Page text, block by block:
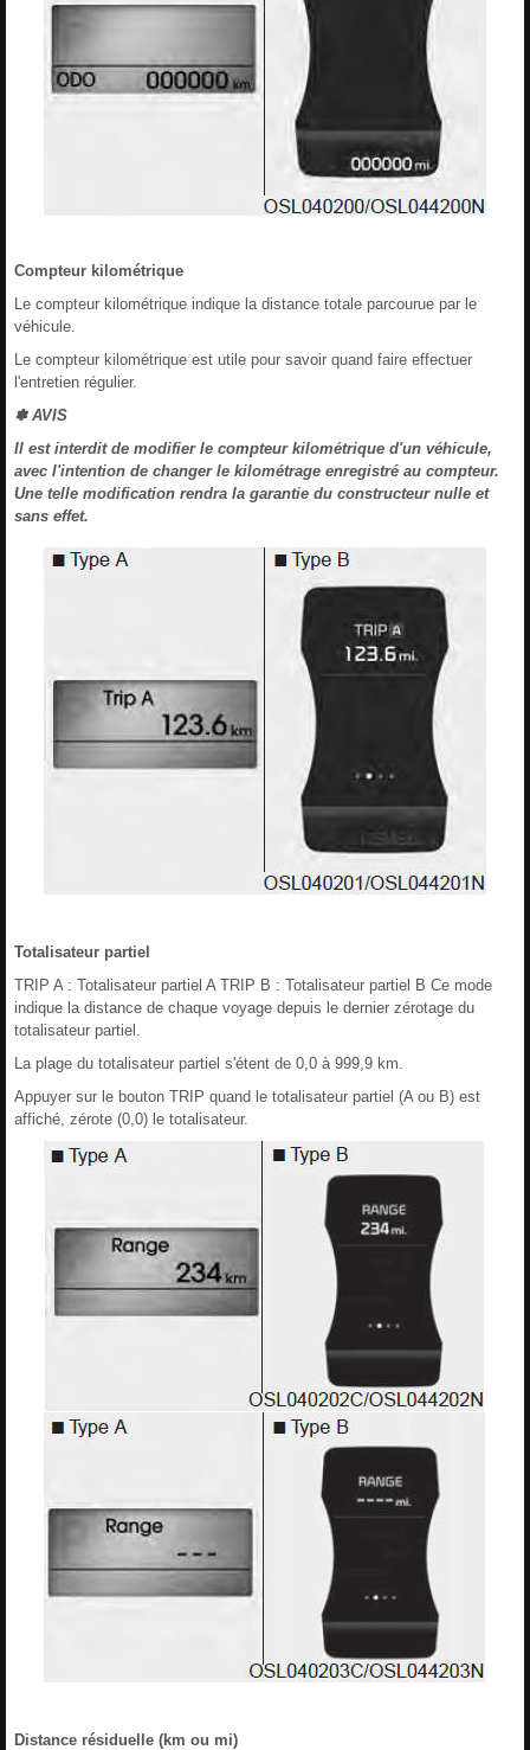
Compteur kilométrique
Le compteur kilométrique indique la distance totale parcourue par le
véhicule.
Le compteur kilométrique est utile pour savoir quand faire effectuer
l'entretien régulier.
✽ AVIS
Il est interdit de modifier le compteur kilométrique d'un véhicule,
avec l'intention de changer le kilométrage enregistré au compteur.
Une telle modification rendra la garantie du constructeur nulle et
sans effet.
Totalisateur partiel
TRIP A : Totalisateur partiel A TRIP B : Totalisateur partiel B Ce mode
indique la distance de chaque voyage depuis le dernier zérotage du
totalisateur partiel.
La plage du totalisateur partiel s'étent de 0,0 à 999,9 km.
Appuyer sur le bouton TRIP quand le totalisateur partiel (A ou B) est
affiché, zérote (0,0) le totalisateur.
Distance résiduelle (km ou mi)